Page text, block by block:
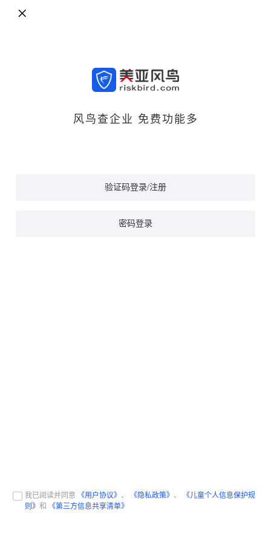
风鸟查企业 免费功能多
验证码登录/注册
密码登录
我已阅读并同意 《用户协议》 、 《隐私政策》 、
《儿童个人信息保护规
则》和 《第三方信息共享清单》